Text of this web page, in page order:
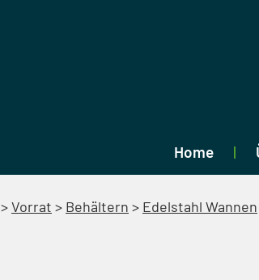
Home
>Vorrat > Behältern > Edelstahl Wannen